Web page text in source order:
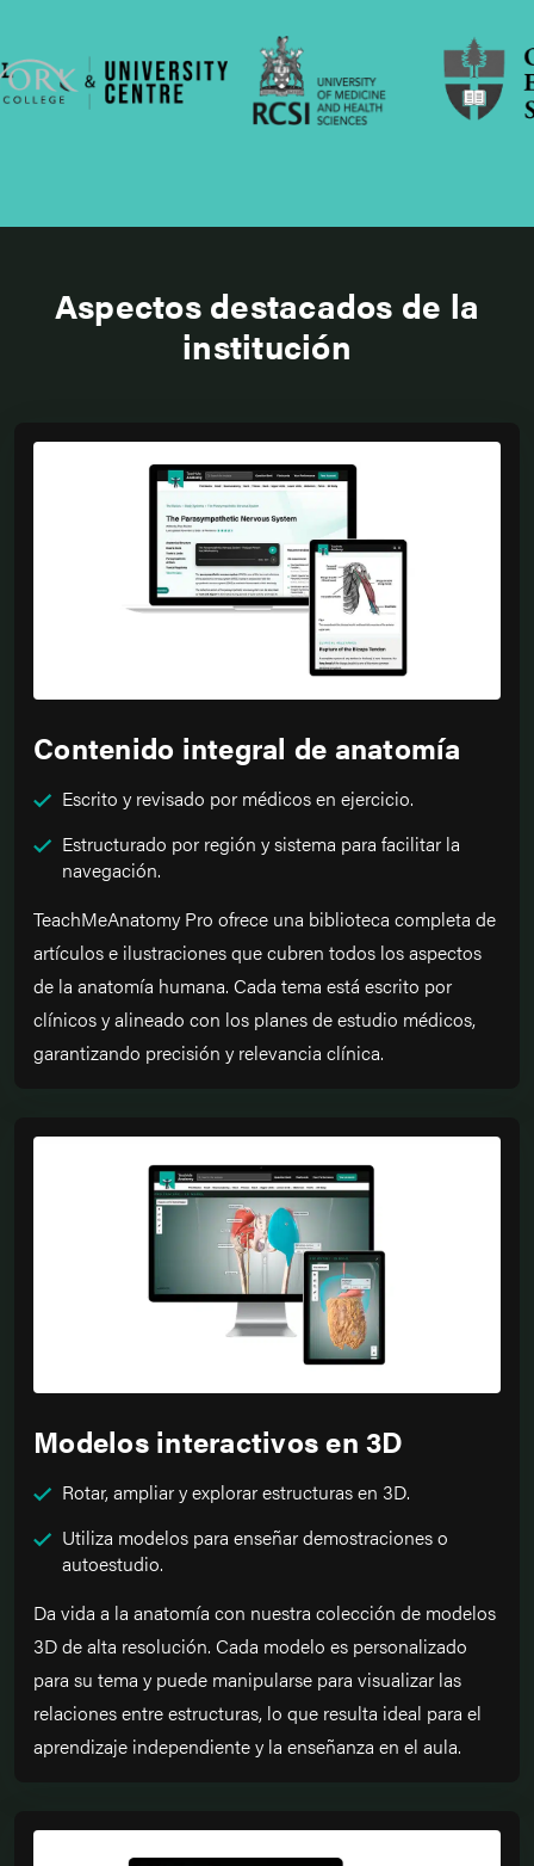
Aspectos destacados de la
institución
Contenido integral de anatomía
Escrito y revisado por médicos en ejercicio.
Estructurado por región y sistema para facilitar la
navegación.
TeachMeAnatomy Pro ofrece una biblioteca completa de
artículos e ilustraciones que cubren todos los aspectos
de la anatomía humana. Cada tema está escrito por
clínicos y alineado con los planes de estudio médicos,
garantizando precisión y relevancia clínica.
Modelos interactivos en 3D
Rotar, ampliar y explorar estructuras en 3D.
Utiliza modelos para enseñar demostraciones o
autoestudio.
Da vida a la anatomía con nuestra colección de modelos
3D de alta resolución. Cada modelo es personalizado
para su tema y puede manipularse para visualizar las
relaciones entre estructuras, lo que resulta ideal para el
aprendizaje independiente y la enseñanza en el aula.